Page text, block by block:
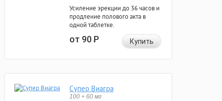
Усиление эрекции до 36 часов и
продление полового акта в
одной таблетке.
от 90Р Купить
Супер Виагра
100 + 60 мг